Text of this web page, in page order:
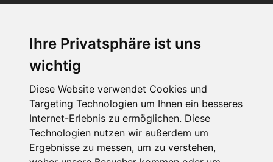
Ihre Privatsphäre ist uns
wichtig
Diese Website verwendet Cookies und
Targeting Technologien um Ihnen ein besseres
Internet-Erlebnis zu ermöglichen. Diese
Technologien nutzen wir außerdem um
Ergebnisse zu messen, um zu verstehen,
KIRCHE IN NOT -
Österreich
Weimarer Straße 104/3
1190 Wien
kin@kircheinnot.at